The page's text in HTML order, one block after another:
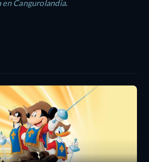
en Cangurolandia.